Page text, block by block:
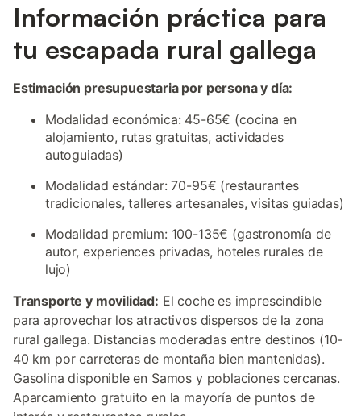
Información práctica para
tu escapada rural gallega
Estimación presupuestaria por persona y día:
Modalidad económica: 45-65€ (cocina en
alojamiento, rutas gratuitas, actividades
autoguiadas)
Modalidad estándar: 70-95€ (restaurantes
tradicionales, talleres artesanales, visitas guiadas)
Modalidad premium: 100-135€ (gastronomía de
autor, experiences privadas, hoteles rurales de
lujo)
Transporte y movilidad: El coche es imprescindible
para aprovechar los atractivos dispersos de la zona
rural gallega. Distancias moderadas entre destinos (10-
40 km por carreteras de montaña bien mantenidas).
Gasolina disponible en Samos y poblaciones cercanas.
Aparcamiento gratuito en la mayoría de puntos de